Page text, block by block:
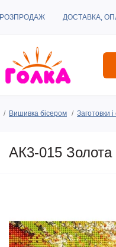
РОЗПРОДАЖ ДОСТАВКА,
Вишивка бісером Заготовки
АК3-015 Золота